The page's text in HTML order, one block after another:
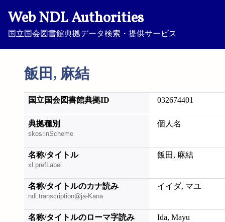
Web NDL Authorities
国立国会図書館典拠データ検索・提供サービス
飯田, 麻結
国立国会図書館典拠ID 032674401
典拠種別
skos:inScheme
個人名
名称/タイトル
xl:prefLabel
飯田, 麻結
名称/タイトルのカナ読み
ndl:transcription@ja-Kana
イイダ, マユ
名称/タイトルのローマ字読み Ida, Mayu